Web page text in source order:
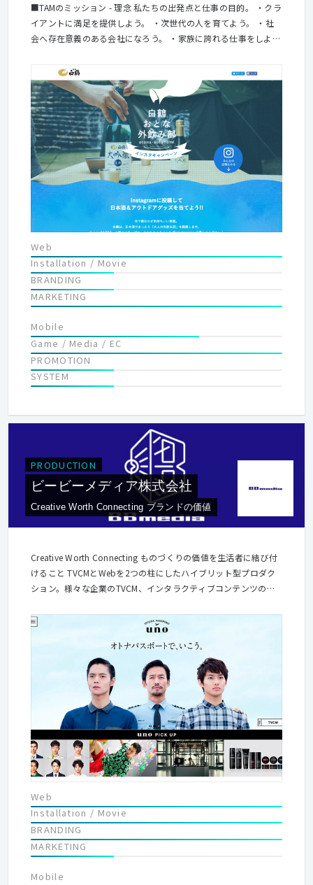
■TAMのミッション - 理念 私たちの出発点と仕事の目的。 ・クラ
イアントに満足を提供しよう。 ・次世代の人を育てよう。 ・社
会へ存在意義のある会社になろう。 ・家族に誇れる仕事をしよ
供する価値。 「パートナー型プロダクション＆エージェンシー」
「パートナー」という価値 ・マーケティング戦略の共有 ・プロ
ジェクトマネージメントの可視化 ・専門スキル
Web
Installation / Movie
BRANDING
MARKETING
Mobile
Game / Media / EC
PROMOTION
SYSTEM
PRODUCTION
ビービーメディア株式会社
Creative Worth Connecting ブランドの価値
Creative Worth Connecting ものづくりの価値を生活者に結び付
けること TVCMとWebを2つの柱にしたハイブリット型プロダク
ション。様々な企業のTVCM、インタラクティブコンテンツの企
じめ、飲料メーカーや菓子メーカー、航空会社など、誰もが知っ
ている有名企業を中心に多岐にわたり、Web部門では、サイトの
企画構築からデザイン・プログラミング・運用に至る全ての工程
を手がけています。 7月に「One BBmedia」を言行一致させるべ
く、ワンフロアのオフィスに移転しました。100人以上の社員た
ちが風通しのよいオフィスでモノづくりに励んでいます。新設さ
れたLABでは、社内のハッカソンをはじめとして様々な実験的な
試みに取り組み、新領域に挑戦しています。 デジタルコンテンツ
の制作では新しい可能性が求められています。私たちはハイブリ
ッド型プロダクションの強みを生かし、今まで以上に活躍の場を
広げていきます。
Web
Installation / Movie
BRANDING
MARKETING
Mobile